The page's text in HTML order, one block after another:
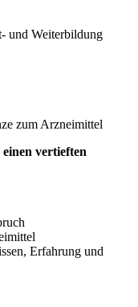
und Weiterbildung
zum Arzneimittel
vertieften
Erfahrung und